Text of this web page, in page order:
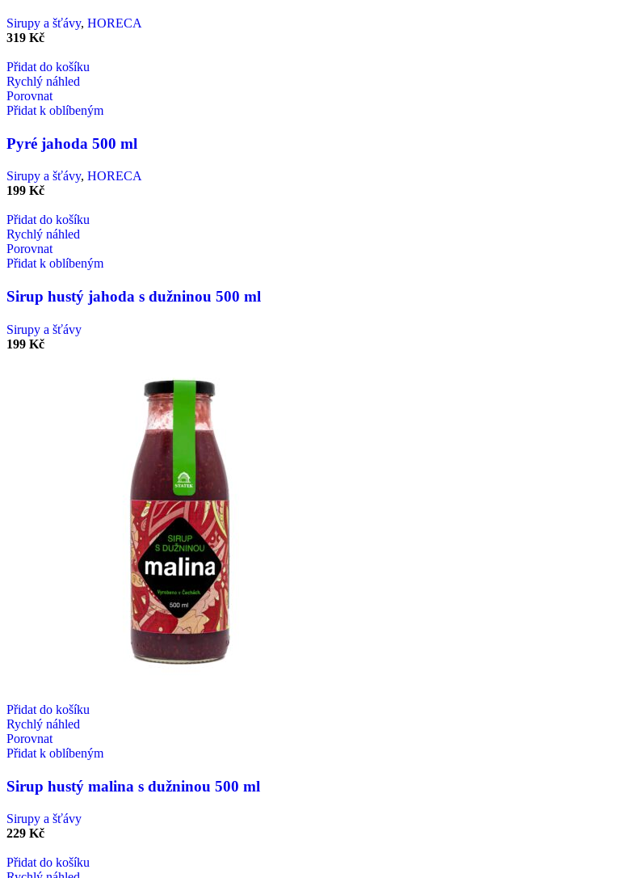
Sirupy a šťávy, HORECA
319 Kč
Přidat do košíku
Rychlý náhled
Porovnat
Přidat k oblíbeným
Pyré jahoda 500 ml
Sirupy a šťávy, HORECA
199 Kč
Přidat do košíku
Rychlý náhled
Porovnat
Přidat k oblíbeným
Sirup hustý jahoda s dužninou 500 ml
Sirupy a šťávy
199 Kč
Přidat do košíku
Rychlý náhled
Porovnat
Přidat k oblíbeným
Sirup hustý malina s dužninou 500 ml
Sirupy a šťávy
229 Kč
Přidat do košíku